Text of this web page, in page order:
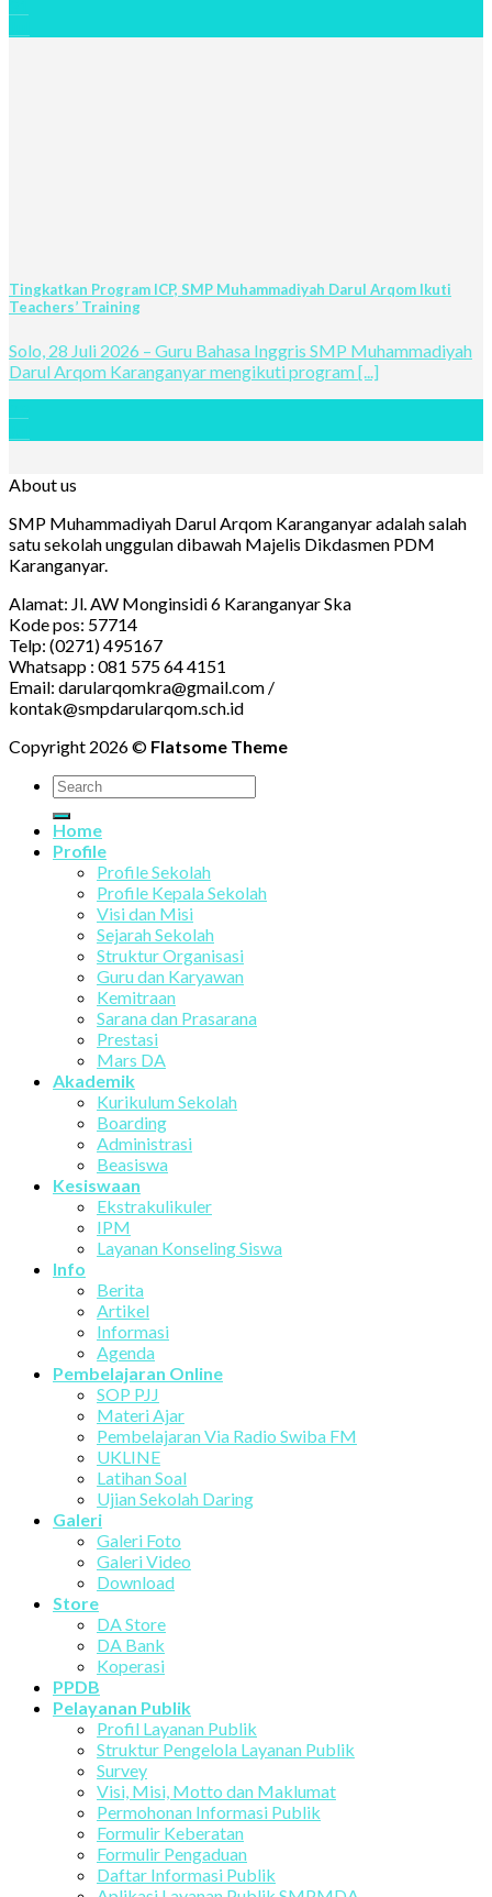
Tingkatkan Program ICP, SMP Muhammadiyah Darul Arqom Ikuti
Teachers’ Training
Solo, 28 Juli 2026 – Guru Bahasa Inggris SMP Muhammadiyah
Darul Arqom Karanganyar mengikuti program [...]
About us
SMP Muhammadiyah Darul Arqom Karanganyar adalah salah
satu sekolah unggulan dibawah Majelis Dikdasmen PDM
Karanganyar.
Alamat: Jl. AW Monginsidi 6 Karanganyar Ska
Kode pos: 57714
Telp: (0271) 495167
Whatsapp : 081 575 64 4151
Email: darularqomkra@gmail.com /
kontak@smpdarularqom.sch.id
Copyright 2026 © Flatsome Theme
Home
Profile
Profile Sekolah
Profile Kepala Sekolah
Visi dan Misi
Sejarah Sekolah
Struktur Organisasi
Guru dan Karyawan
Kemitraan
Sarana dan Prasarana
Prestasi
Mars DA
Akademik
Kurikulum Sekolah
Boarding
Administrasi
Beasiswa
Kesiswaan
Ekstrakulikuler
IPM
Layanan Konseling Siswa
Info
Berita
Artikel
Informasi
Agenda
Pembelajaran Online
SOP PJJ
Materi Ajar
Pembelajaran Via Radio Swiba FM
UKLINE
Latihan Soal
Ujian Sekolah Daring
Galeri
Galeri Foto
Galeri Video
Download
Store
DA Store
DA Bank
Koperasi
PPDB
Pelayanan Publik
Profil Layanan Publik
Struktur Pengelola Layanan Publik
Survey
Visi, Misi, Motto dan Maklumat
Permohonan Informasi Publik
Formulir Keberatan
Formulir Pengaduan
Daftar Informasi Publik